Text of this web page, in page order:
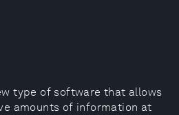
type of software that allows
amounts of information at